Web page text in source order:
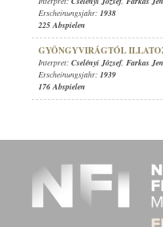
Erscheinungsjahr: 1938
225 Abspielen
GYÖNGYVIRÁGTÓL
Interpret: Cselényi József, Farkas
Erscheinungsjahr: 1939
176 Abspielen